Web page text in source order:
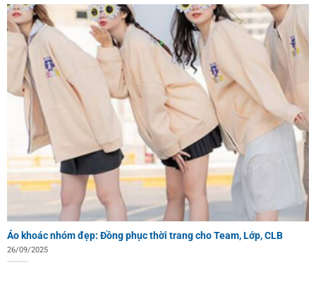
Áo khoác nhóm đẹp: Đồng phục thời trang cho Team, Lớp, CLB
26/09/2025